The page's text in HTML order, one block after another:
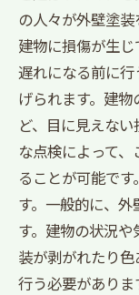
の人々が外壁塗
建物に損傷が生
遅れになる前に
げられます。建
ど、目に見えな
な点検によって
ることが可能で
す。一般的に、
す。建物の状況
装が剥がれたり
行う必要があり